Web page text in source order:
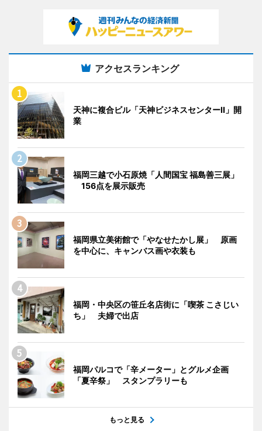
アクセスランキング
天神に複合ビル「天神ビジネスセンターII」開
業
福岡三越で小石原焼「人間国宝 福島善三展」
156点を展示販売
福岡県立美術館で「やなせたかし展」 原画
を中心に、キャンバス画や衣装も
福岡・中央区の笹丘名店街に「喫茶 こさじい
ち」 夫婦で出店
福岡パルコで「辛メーター」とグルメ企画
「夏辛祭」 スタンプラリーも
もっと見る